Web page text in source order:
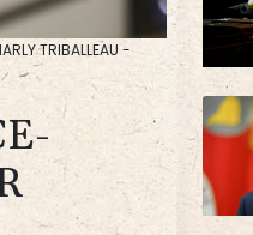
TRIBALLEAU -